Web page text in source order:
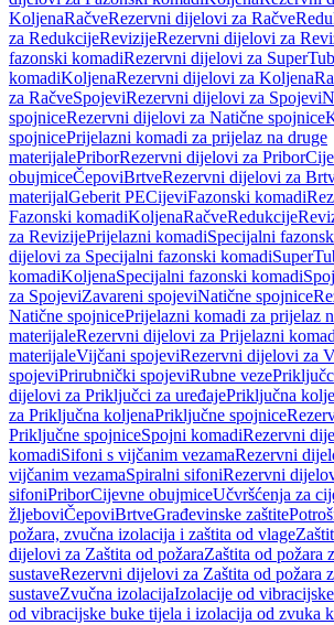
KoljenaRačveRezervni dijelovi za Račve
za RedukcijeRevizijeRezervni dijelovi za
fazonski komadiRezervni dijelovi za
komadiKoljenaRezervni dijelovi za Koljena
za RačveSpojeviRezervni dijelovi za Spojevi
spojniceRezervni dijelovi za Natične spojnice
spojnicePrijelazni komadi za prijelaz na druge
materijalePriborRezervni dijelovi za Pribor
obujmiceČepoviBrtveRezervni dijelovi za
materijalGeberit PECijeviFazonski komadi
Fazonski komadiKoljenaRačveRedukcije
za RevizijePrijelazni komadiSpecijalni
dijelovi za Specijalni fazonski komadi
komadiKoljenaSpecijalni fazonski komadi
za SpojeviZavareni spojeviNatične spojnice
Natične spojnicePrijelazni komadi za prijelaz
materijaleRezervni dijelovi za Prijelazni
materijaleVijčani spojeviRezervni dijelovi za
spojeviPrirubnički spojeviRubne veze
dijelovi za Priključci za uređajePriključna
za Priključna koljenaPriključne spojnice
Priključne spojniceSpojni komadiRezervni
komadiSifoni s vijčanim vezamaRezervni
vijčanim vezamaSpiralni sifoniRezervni
sifoniPriborCijevne obujmiceUčvršćenja za
žljeboviČepoviBrtveGrađevinske zaštite
požara, zvučna izolacija i zaštita od vlage
dijelovi za Zaštita od požaraZaštita od požara
sustaveRezervni dijelovi za Zaštita od požara
sustaveZvučna izolacijaIzolacije od
od vibracijske buke tijela i izolacija od zvuka